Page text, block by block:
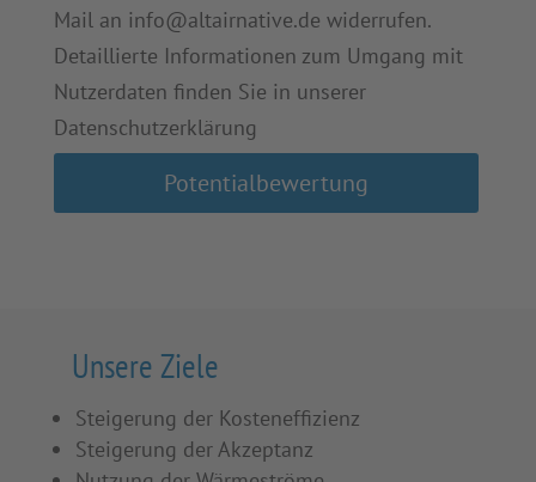
Mail an info@altairnative.de widerrufen.
Detaillierte Informationen zum Umgang mit
Nutzerdaten finden Sie in unserer
Datenschutzerklärung
Potentialbewertung
Unsere Ziele
Steigerung der Kosteneffizienz
Steigerung der Akzeptanz